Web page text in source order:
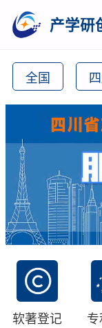
产学研
全国
软著登记